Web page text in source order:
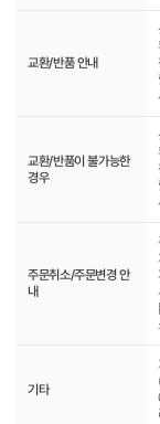
교환/반품 안내
교환/반품이 불가능한
경우
주문취소/주문변경 안
내
기타